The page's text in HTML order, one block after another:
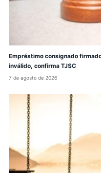
Empréstimo consignado
inválido, confirma TJSC
7 de agosto de 2026